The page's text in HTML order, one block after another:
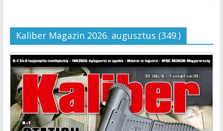
Kaliber Magazin 2026. augusztus (349.)